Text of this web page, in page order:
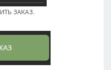
ЗАКАЗ.